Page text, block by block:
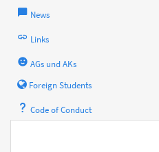
News
Links
AGs und AKs
Foreign Students
Code of Conduct